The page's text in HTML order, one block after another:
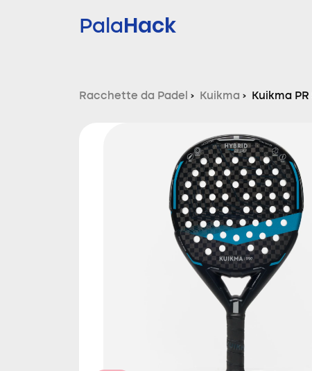
PalaHack
Racchette da Padel › Kuikma › Kuikma